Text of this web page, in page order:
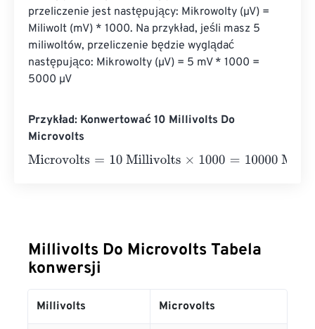
przeliczenie jest następujący: Mikrowolty (µV) =
Miliwolt (mV) * 1000. Na przykład, jeśli masz 5
miliwoltów, przeliczenie będzie wyglądać
następująco: Mikrowolty (µV) = 5 mV * 1000 =
5000 µV
Przykład: Konwertować 10 Millivolts Do
Microvolts
Microvolts=10 Millivolts×1000= 10000 Microvolts
Millivolts Do Microvolts Tabela
konwersji
Millivolts Microvolts